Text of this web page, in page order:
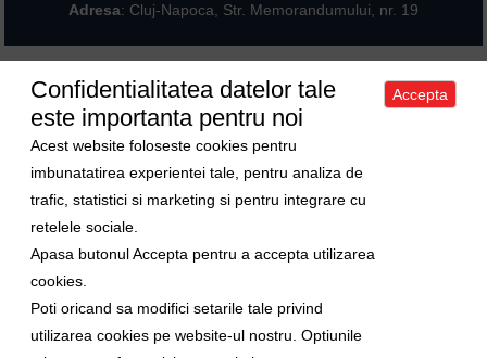
Adresa: Cluj-Napoca, Str. Memorandumului, nr. 19
Acasa|Despre noi|Apartamente|Case/Vile Terenuri|Spatii
comerciale|Trimite oferta ta|Contact
Politica de confidentialitate
|Politica de cookies
Curs valutar
1 Euro = 5.2489 RON
Ne gasiti si pe
Copyright © 2009-2026 Axa Imobiliare
Confidentialitatea datelor tale
este importanta pentru noi
Acest website foloseste cookies pentru
imbunatatirea experientei tale, pentru analiza de
trafic, statistici si marketing si pentru integrare cu
retelele sociale.
Apasa butonul Accepta pentru a accepta utilizarea
cookies.
Poti oricand sa modifici setarile tale privind
utilizarea cookies pe website-ul nostru. Optiunile
Accepta